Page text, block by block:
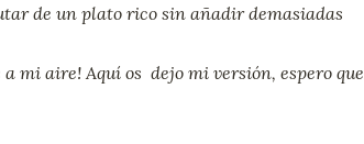
de un plato rico sin añadir demasiadas
mi aire! Aquí os dejo mi versión, espero que